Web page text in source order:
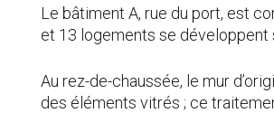
Le bâtiment A, rue du port, est
et 13 logements se développent
Au rez-de-chaussée, le mur
des éléments vitrés ; ce